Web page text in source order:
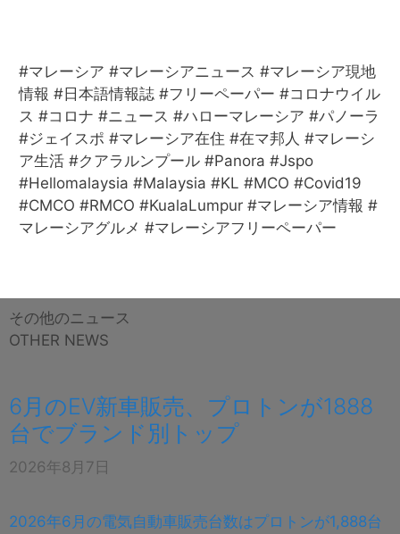
#マレーシア #マレーシアニュース #マレーシア現地
情報 #日本語情報誌 #フリーペーパー #コロナウイル
ス #コロナ #ニュース #ハローマレーシア #パノーラ
#ジェイスポ #マレーシア在住 #在マ邦人 #マレーシ
ア生活 #クアラルンプール #Panora #Jspo
#Hellomalaysia #Malaysia #KL #MCO #Covid19
#CMCO #RMCO #KualaLumpur #マレーシア情報 #
マレーシアグルメ #マレーシアフリーペーパー
その他のニュース
OTHER NEWS
6月のEV新車販売、プロトンが1888
台でブランド別トップ
2026年8月7日
2026年6月の電気自動車販売台数はプロトンが1,888台